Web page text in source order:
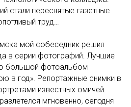
стали переснятые газетные
труд…
мой собеседник решил
в серии фотографий. Лучшие
большой фотоальбом
в год». Репортажные снимки в
известных омичей.
мгновенно, сегодня